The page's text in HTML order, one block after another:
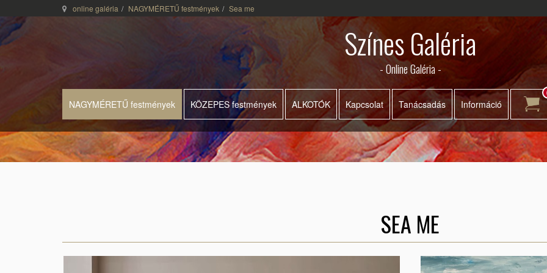
online galéria NAGYMÉRETŰ festmények Sea me
Színes Galéria
- Online Galéria -
NAGYMÉRETŰ festmények KÖZEPES festmények ALKOTÓK Kapcsolat Tanácsadás Információ
SEA ME